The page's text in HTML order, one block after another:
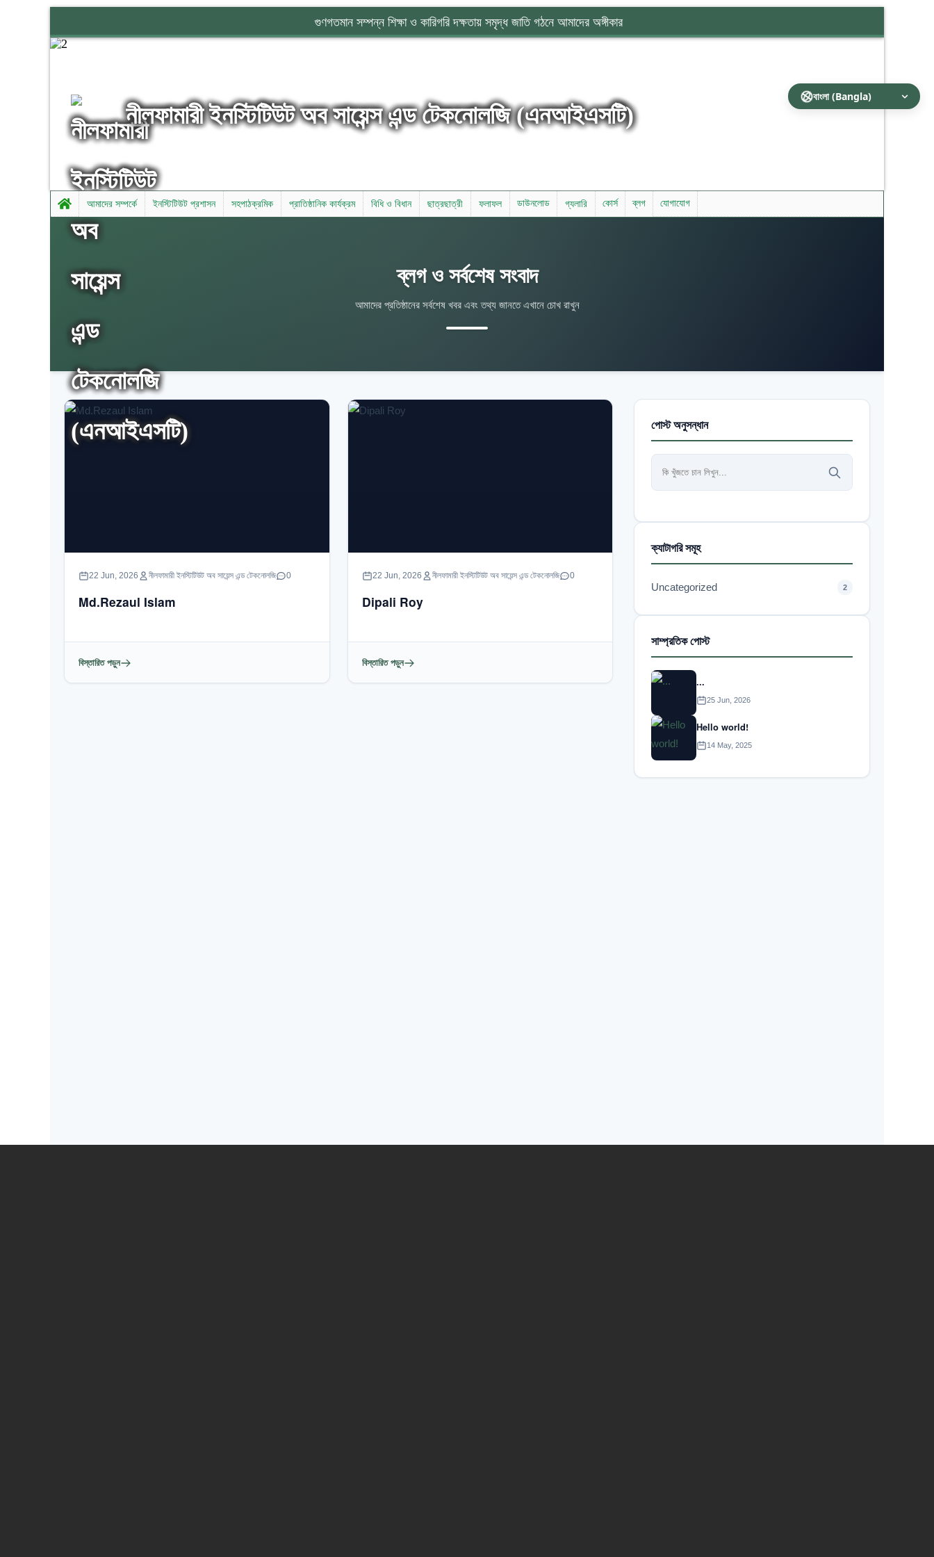
গুণগতমান সম্পন্ন শিক্ষা ও কারিগরি দক্ষতায় সমৃদ্ধ জাতি গঠনে আমাদের অঙ্গীকার
নীলফামারী ইনস্টিটিউট অব সায়েন্স এন্ড টেকনোলজি (এনআইএসটি)
আমাদের সম্পর্কে ইনস্টিটিউট প্রশাসন সহপাঠক্রমিক প্রাতিষ্ঠানিক কার্যক্রম বিধি ও বিধান ছাত্রছাত্রী ফলাফল ডাউনলোড গ্যলারি কোর্স ব্লগ যোগাযোগ
ব্লগ ও সর্বশেষ সংবাদ
আমাদের প্রতিষ্ঠানের সর্বশেষ খবর এবং তথ্য জানতে এখানে চোখ রাখুন
22 Jun, 2026 নীলফামারী ইনস্টিটিউট অব সায়েন্স এন্ড টেকনোলজি 0
Md.Rezaul Islam
বিস্তারিত পড়ুন
22 Jun, 2026 নীলফামারী ইনস্টিটিউট অব সায়েন্স এন্ড টেকনোলজি 0
Dipali Roy
বিস্তারিত পড়ুন
পোস্ট অনুসন্ধান
ক্যাটাগরি সমূহ
Uncategorized 2
সাম্প্রতিক পোস্ট
...
25 Jun, 2026
Hello world!
14 May, 2025